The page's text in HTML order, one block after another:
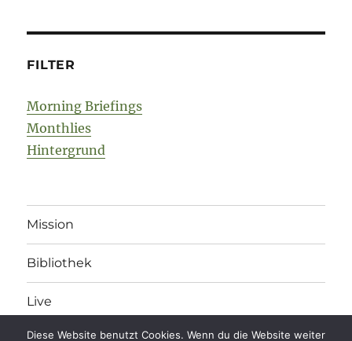
FILTER
Morning Briefings
Monthlies
Hintergrund
Mission
Bibliothek
Live
Diese Website benutzt Cookies. Wenn du die Website weiter